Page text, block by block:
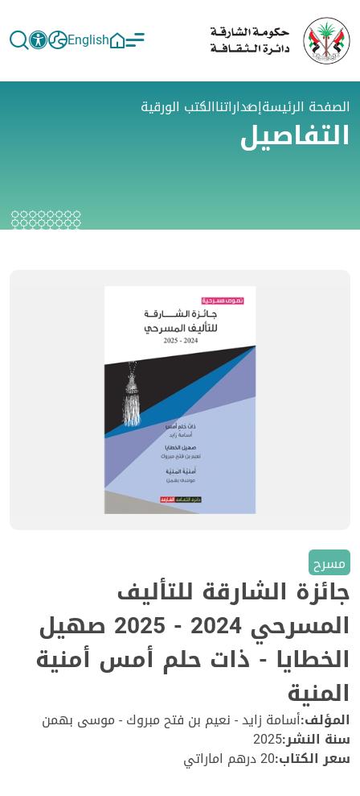
English
الصفحة الرئيسةإصداراتناالكتب الورقية
التفاصيل
مسرح
جائزة الشارقة للتأليف
المسرحي 2024 - 2025 صهيل
الخطايا - ذات حلم أمس أمنية
المنية
المؤلف:أسامة زايد - نعيم بن فتح مبروك - موسى بهمن
سنة النشر:2025
سعر الكتاب:20 درهم اماراتي